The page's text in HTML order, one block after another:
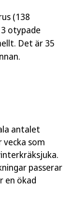
(138
otypade
Det är 35
antalet
vecka som
passerar
en ökad